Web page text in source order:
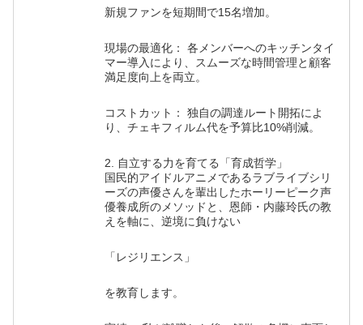
新規ファンを短期間で15名増加。
現場の最適化： 各メンバーへのキッチンタイ
マー導入により、スムーズな時間管理と顧客
満足度向上を両立。
コストカット： 独自の調達ルート開拓によ
り、チェキフィルム代を予算比10%削減。
2. 自立する力を育てる「育成哲学」
国民的アイドルアニメであるラブライブシリ
ーズの声優さんを輩出したホーリーピーク声
優養成所のメソッドと、恩師・内藤玲氏の教
えを軸に、逆境に負けない
「レジリエンス」
を教育します。